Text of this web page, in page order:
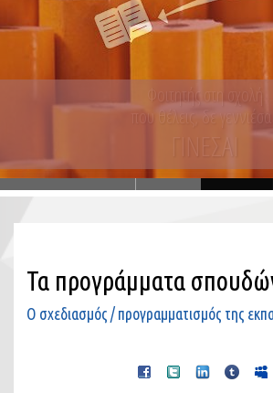
Τα προγράμματα
Ο σχεδιασμός / προγραμματισμός της